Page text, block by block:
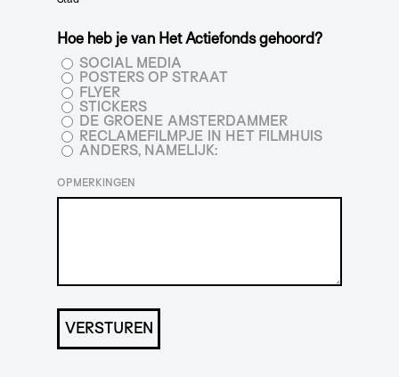
Hoe heb je van Het Actiefonds gehoord?
SOCIAL MEDIA
POSTERS OP STRAAT
FLYER
STICKERS
DE GROENE AMSTERDAMMER
RECLAMEFILMPJE IN HET FILMHUIS
ANDERS, NAMELIJK:
OPMERKINGEN